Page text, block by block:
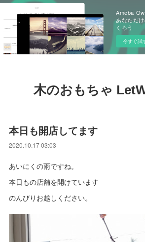
Ameba
あなただ
くろう
今すぐ試
木のおもちゃ
本日も開店してます
2020.10.17 03:03
あいにくの雨ですね。
本日もの店舗を開けています
のんびりお越しください。